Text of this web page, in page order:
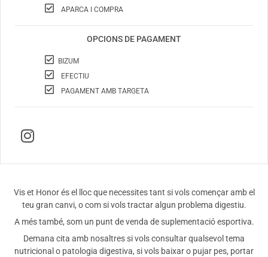
APARCA I COMPRA
OPCIONS DE PAGAMENT
BIZUM
EFECTIU
PAGAMENT AMB TARGETA
Vis et Honor és el lloc que necessites tant si vols començar amb el
teu gran canvi, o com si vols tractar algun problema digestiu.
A més també, som un punt de venda de suplementació esportiva.
Demana cita amb nosaltres si vols consultar qualsevol tema
nutricional o patologia digestiva, si vols baixar o pujar pes, portar